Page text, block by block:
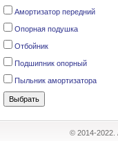
Амортизатор передний
Опорная подушка
Отбойник
Подшипник опорный
Пыльник амортизатора
© 2014-2022.